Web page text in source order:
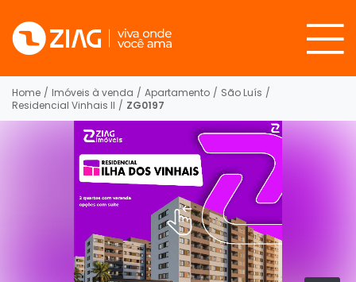
Home / Imóveis à venda / Apartamento / São Luís /
Residencial Vinhais II / ZG0197